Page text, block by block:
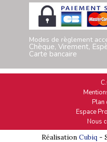
Modes de règlement
Chèque, Virement,
Carte bancaire
Plan
Espace
Nous
Réalisation Cubiq-